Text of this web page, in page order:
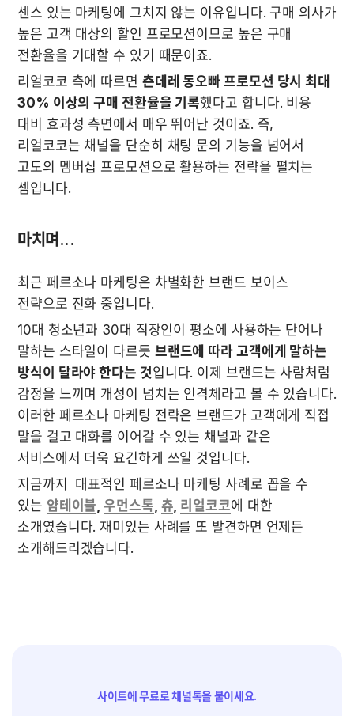
센스 있는 마케팅에 그치지 않는 이유입니다. 구매 의사가
높은 고객 대상의 할인 프로모션이므로 높은 구매
전환율을 기대할 수 있기 때문이죠.
리얼코코 측에 따르면 츤데레 동오빠 프로모션 당시 최대
30% 이상의 구매 전환율을 기록했다고 합니다. 비용
대비 효과성 측면에서 매우 뛰어난 것이죠. 즉,
리얼코코는 채널을 단순히 채팅 문의 기능을 넘어서
고도의 멤버십 프로모션으로 활용하는 전략을 펼치는
셈입니다.
마치며...
최근 페르소나 마케팅은 차별화한 브랜드 보이스
전략으로 진화 중입니다.
10대 청소년과 30대 직장인이 평소에 사용하는 단어나
말하는 스타일이 다르듯 브랜드에 따라 고객에게 말하는
방식이 달라야 한다는 것입니다. 이제 브랜드는 사람처럼
감정을 느끼며 개성이 넘치는 인격체라고 볼 수 있습니다.
이러한 페르소나 마케팅 전략은 브랜드가 고객에게 직접
말을 걸고 대화를 이어갈 수 있는 채널과 같은
서비스에서 더욱 요긴하게 쓰일 것입니다.
지금까지  대표적인 페르소나 마케팅 사례로 꼽을 수
있는 얌테이블 , 우먼스톡 츄 리얼코코에 대한
소개였습니다. 재미있는 사례를 또 발견하면 언제든
소개해드리겠습니다.
사이트에 무료로 채널톡을 붙이세요.